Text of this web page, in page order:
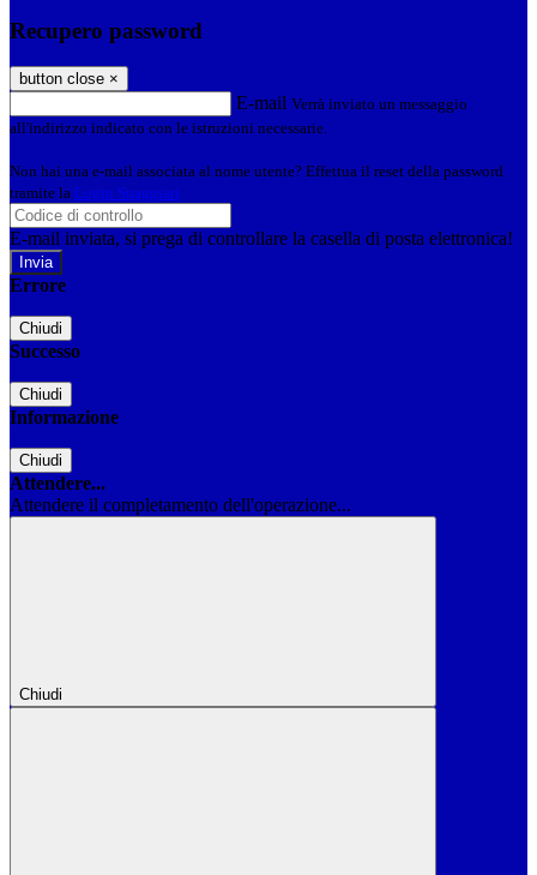
Recupero password
button close ×
E-mail Verrà inviato un messaggio
all'indirizzo indicato con le istruzioni necessarie.
Non hai una e-mail associata al nome utente? Effettua il reset della password
tramite la Login Spaggiari
E-mail inviata, si prega di controllare la casella di posta elettronica!
Errore
Chiudi
Successo
Chiudi
Informazione
Chiudi
Attendere...
Attendere il completamento dell'operazione...
Chiudi